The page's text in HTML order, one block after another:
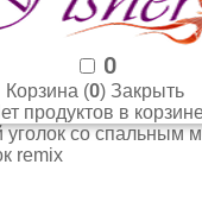
0
Корзина (0) Закрыть
продуктов в
уголок со спальным
remix